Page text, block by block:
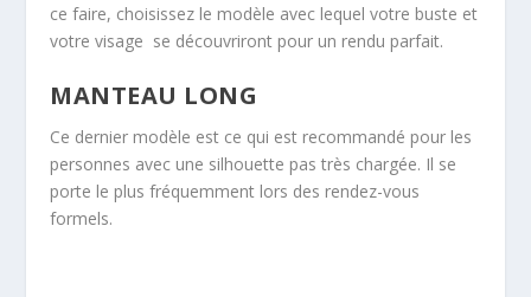
ce faire, choisissez le modèle avec lequel votre buste et
votre visage se découvriront pour un rendu parfait.
MANTEAU LONG
Ce dernier modèle est ce qui est recommandé pour les
personnes avec une silhouette pas très chargée. Il se
porte le plus fréquemment lors des rendez-vous
formels.